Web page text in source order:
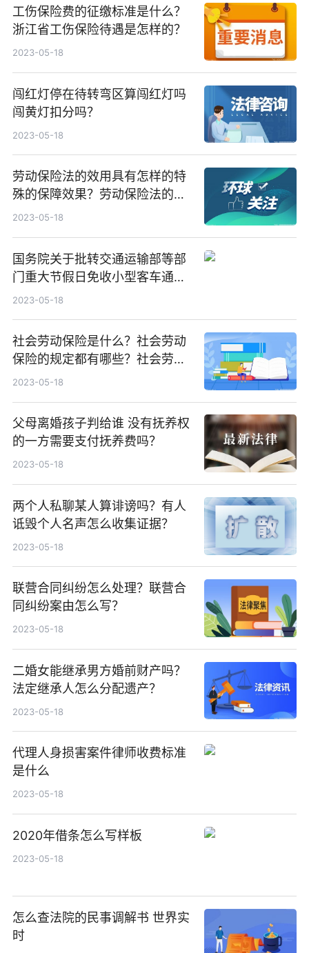
工伤保险费的征缴标准是什么？
浙江省工伤保险待遇是怎样的？
2023-05-18
闯红灯停在待转弯区算闯红灯吗
闯黄灯扣分吗？
2023-05-18
劳动保险法的效用具有怎样的特
殊的保障效果？劳动保险法的基
本内容是什么？
2023-05-18
国务院关于批转交通运输部等部
门重大节假日免收小型客车通行
费实施方案的通知 免费通行的车
2023-05-18
社会劳动保险是什么？社会劳动
保险的规定都有哪些？社会劳动
保险缴纳标准是什么？
2023-05-18
父母离婚孩子判给谁 没有抚养权
的一方需要支付抚养费吗？
2023-05-18
两个人私聊某人算诽谤吗？有人
诋毁个人名声怎么收集证据？
2023-05-18
联营合同纠纷怎么处理？联营合
同纠纷案由怎么写？
2023-05-18
二婚女能继承男方婚前财产吗？
法定继承人怎么分配遗产？
2023-05-18
代理人身损害案件律师收费标准
是什么
2023-05-18
2020年借条怎么写样板
2023-05-18
怎么查法院的民事调解书 世界实
时